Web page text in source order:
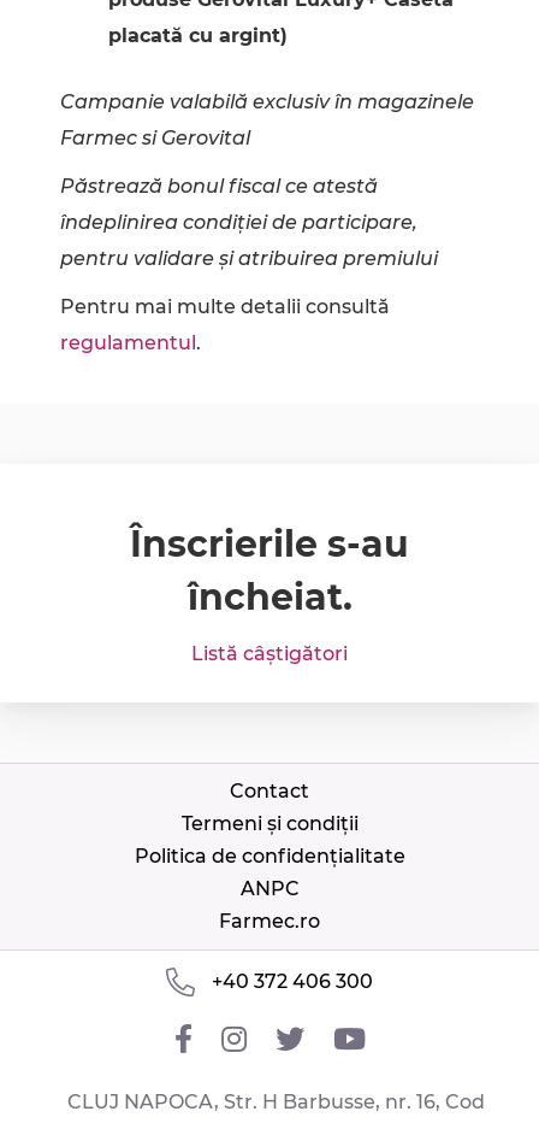
placată cu argint)
Campanie valabilă exclusiv în magazinele
Farmec si Gerovital
Păstrează bonul fiscal ce atestă
îndeplinirea condiției de participare,
pentru validare și atribuirea premiului
Pentru mai multe detalii consultă
regulamentul.
Înscrierile s-au
încheiat.
Listă câștigători
Contact
Termeni și condiții
Politica de confidențialitate
ANPC
Farmec.ro
+40 372 406 300
CLUJ NAPOCA, Str. H Barbusse, nr. 16, Cod